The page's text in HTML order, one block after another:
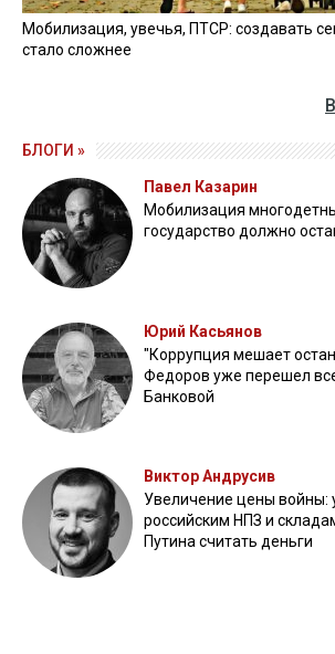
Мобилизация, увечья, ПТСР: создавать
стало сложнее
БЛОГИ »
Павел Казарин
Мобилизация
государство должно
Юрий Касьянов
"Коррупция мешает
Федоров уже перешел
Банковой
Виктор Андрусив
Увеличение цены войны:
российским НПЗ и
Путина считать деньги